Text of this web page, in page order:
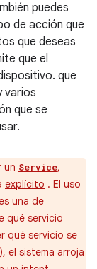
puedes
de acción que
que deseas
que el
que
varios
que se
un Service,
explícito . El uso
una de
qué servicio
qué servicio se
el sistema arroja